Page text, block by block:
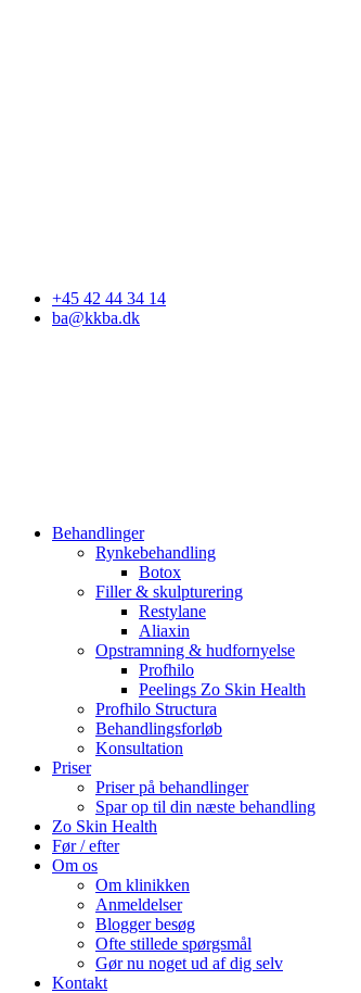
+45 42 44 34 14
ba@kkba.dk
Behandlinger
Rynkebehandling
Botox
Filler & skulpturering
Restylane
Aliaxin
Opstramning & hudfornyelse
Profhilo
Peelings Zo Skin Health
Profhilo Structura
Behandlingsforløb
Konsultation
Priser
Priser på behandlinger
Spar op til din næste behandling
Zo Skin Health
Før / efter
Om os
Om klinikken
Anmeldelser
Blogger besøg
Ofte stillede spørgsmål
Gør nu noget ud af dig selv
Kontakt